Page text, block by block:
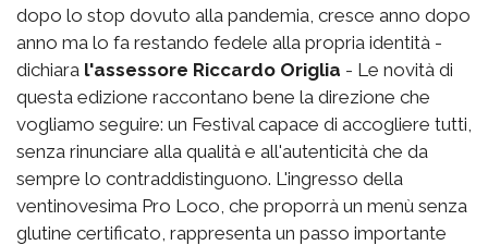
dopo lo stop dovuto alla pandemia, cresce anno dopo
anno ma lo fa restando fedele alla propria identità -
dichiara l'assessore Riccardo Origlia - Le novità di
questa edizione raccontano bene la direzione che
vogliamo seguire: un Festival capace di accogliere tutti,
senza rinunciare alla qualità e all'autenticità che da
sempre lo contraddistinguono. L'ingresso della
ventinovesima Pro Loco, che proporrà un menù senza
glutine certificato, rappresenta un passo importante